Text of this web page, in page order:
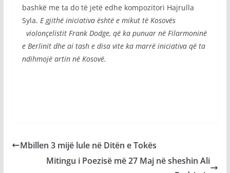
bashkë me ta do të jetë edhe kompozitori Hajrulla
Syla. E gjithë iniciativa është e mikut të Kosovës
violonçelistit Frank Dodge, që ka punuar në Filarmoninë
e Berlinit dhe ai tash e disa vite ka marrë iniciativa që ta
ndihmojë artin në Kosovë.
Mbillen 3 mijë lule në Ditën e Tokës
Mitingu i Poezisë më 27 Maj në sheshin Ali